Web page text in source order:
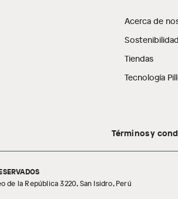
Acerca de
Sostenibilidad
Tiendas
Tecnología
Términos y
de la República 3220, San Isidro, Perú